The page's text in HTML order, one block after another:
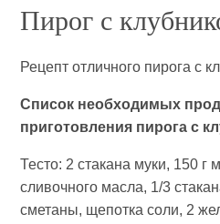
Пирог с
Рецепт отличного пирога с
Список необходимых
приготовления пирога с
Тесто: 2 стакана муки, 150 г
сливочного масла, 1/3
сметаны, щепотка соли, 2